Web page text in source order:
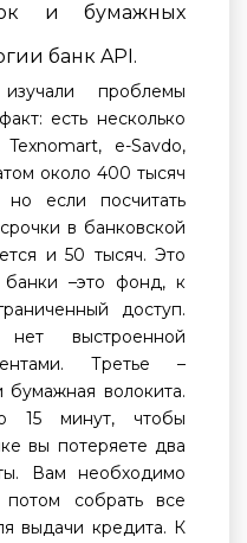
и бумажных
банк API.
проблемы
есть несколько
e-Savdо,
около 400 тысяч
если посчитать
в банковской
и 50 тысяч. Это
банки –это фонд, к
доступ.
выстроенной
Третье –
волокита.
15 минут, чтобы
вы потеряете два
Вам необходимо
потом собрать все
выдачи кредита. К